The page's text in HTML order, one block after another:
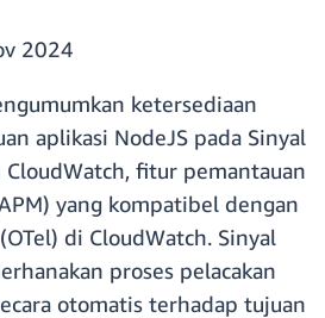
2024
ketersediaan
aplikasi NodeJS pada Sinyal
fitur pemantauan
yang kompatibel dengan
di CloudWatch. Sinyal
proses pelacakan
otomatis terhadap tujuan